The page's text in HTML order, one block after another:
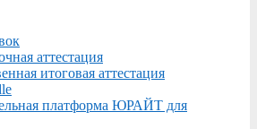
аттестация
итоговая аттестация
платформа ЮРАЙТ для